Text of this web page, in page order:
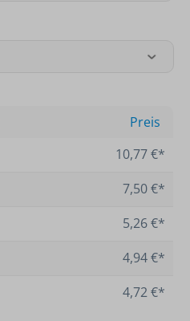
Preis
10,77 €*
7,50 €*
5,26 €*
4,94 €*
4,72 €*